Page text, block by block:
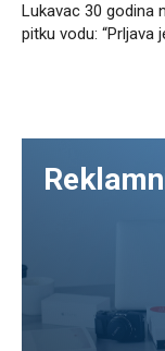
Lukavac 30 godina
pitku vodu: “Prljava